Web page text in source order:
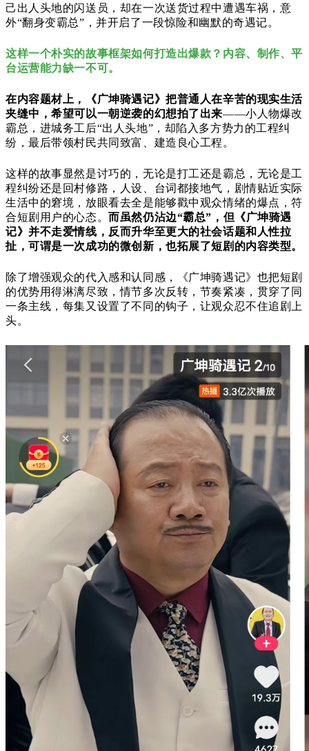
己出人头地的闪送员，却在一次送货过程中遭遇车祸，意
外“翻身变霸总”，并开启了一段惊险和幽默的奇遇记。
这样一个朴实的故事框架如何打造出爆款？内容、制作、平
台运营能力缺一不可。
在内容题材上，
《广坤骑遇记》把普通人在辛苦的现实生活
夹缝中，希望可以一朝逆袭的幻想拍了出来——小人物爆改
霸总，进城务工后“出人头地”，却陷入多方势力的工程纠
纷，最后带领村民共同致富、建造良心工程。
这样的故事显然是讨巧的，无论是打工还是霸总，无论是工
程纠纷还是回村修路，
人设、台词都接地气， 剧情贴近实际
生活中的窘境， 放眼看去全是能够戳中观众情绪的爆点，符
合短剧用户的心态。而虽然仍沾边“霸总”，但 《广坤骑遇
记》并不走爱情线，反而升华至更大的社会话题和人性拉
扯，可谓是一次成功的微创新，也拓展了短剧的内容类型。
除了增强观众的代入感和认同感，
《广坤骑遇记》也把短剧
的优势用得淋漓尽致，情节多次反转，节奏紧凑，贯穿了同
一条主线，每集又设置了不同的钩子，让观众忍不住追剧上
头。